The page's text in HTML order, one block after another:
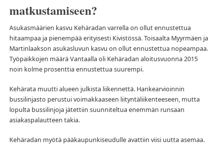
matkustamiseen?
Asukasmäärien kasvu Kehäradan varrella on ollut ennustettua
hitaampaa ja pienempää erityisesti Kivistössä. Toisaalta Myyrmäen ja
Martinlaakson asukasluvun kasvu on ollut ennustettua nopeampaa.
Työpaikkojen määrä Vantaalla oli Kehäradan aloitusvuonna 2015
noin kolme prosenttia ennustettua suurempi.
Kehärata muutti alueen julkista liikennettä. Hankearvioinnin
bussilinjasto perustui voimakkaaseen liityntäliikenteeseen, mutta
lopulta bussilinjoja jätettiin suunniteltua enemmän runsaan
asiakaspalautteen takia.
Kehäradan myötä pääkaupunkiseudulle avattiin viisi uutta asemaa.